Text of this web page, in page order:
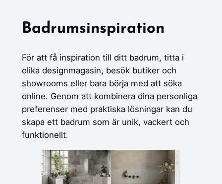
Badrumsinspiration
För att få inspiration till ditt badrum, titta i
olika designmagasin, besök butiker och
showrooms eller bara börja med att söka
online. Genom att kombinera dina personliga
preferenser med praktiska lösningar kan du
skapa ett badrum som är unik, vackert och
funktionellt.